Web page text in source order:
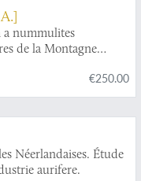
a nummulites
de la Montagne
€250.00
Néerlandaises. Étude
aurifere.